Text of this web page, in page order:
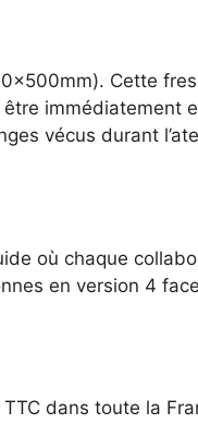
Cette
immédiatement
vécus durant
où chaque
en version 4
dans toute la